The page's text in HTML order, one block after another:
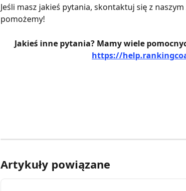
Jeśli masz jakieś pytania, skontaktuj się z
pomożemy!
Jakieś inne pytania? Mamy wiele
https://
Artykuły powiązane